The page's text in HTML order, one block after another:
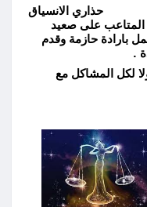
حذاري الانسياق
على صعيد
بارادة حازمة وقدم
.
لكل المشاكل مع